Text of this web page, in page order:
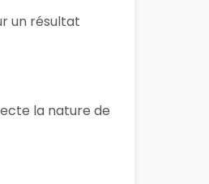
un résultat
la nature de